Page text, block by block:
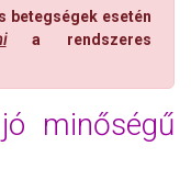
betegségek esetén
a rendszeres
minőségű